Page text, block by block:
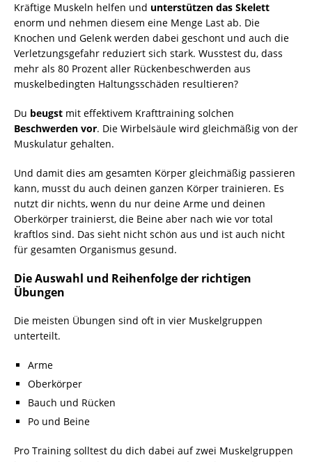
Kräftige Muskeln helfen und unterstützen das Skelett
enorm und nehmen diesem eine Menge Last ab. Die
Knochen und Gelenk werden dabei geschont und auch die
Verletzungsgefahr reduziert sich stark. Wusstest du, dass
mehr als 80 Prozent aller Rückenbeschwerden aus
muskelbedingten Haltungsschäden resultieren?
Du beugst mit effektivem Krafttraining solchen
Beschwerden vor. Die Wirbelsäule wird gleichmäßig von der
Muskulatur gehalten.
Und damit dies am gesamten Körper gleichmäßig passieren
kann, musst du auch deinen ganzen Körper trainieren. Es
nutzt dir nichts, wenn du nur deine Arme und deinen
Oberkörper trainierst, die Beine aber nach wie vor total
kraftlos sind. Das sieht nicht schön aus und ist auch nicht
für gesamten Organismus gesund.
Die Auswahl und Reihenfolge der richtigen
Übungen
Die meisten Übungen sind oft in vier Muskelgruppen
unterteilt.
Arme
Oberkörper
Bauch und Rücken
Po und Beine
Pro Training solltest du dich dabei auf zwei Muskelgruppen